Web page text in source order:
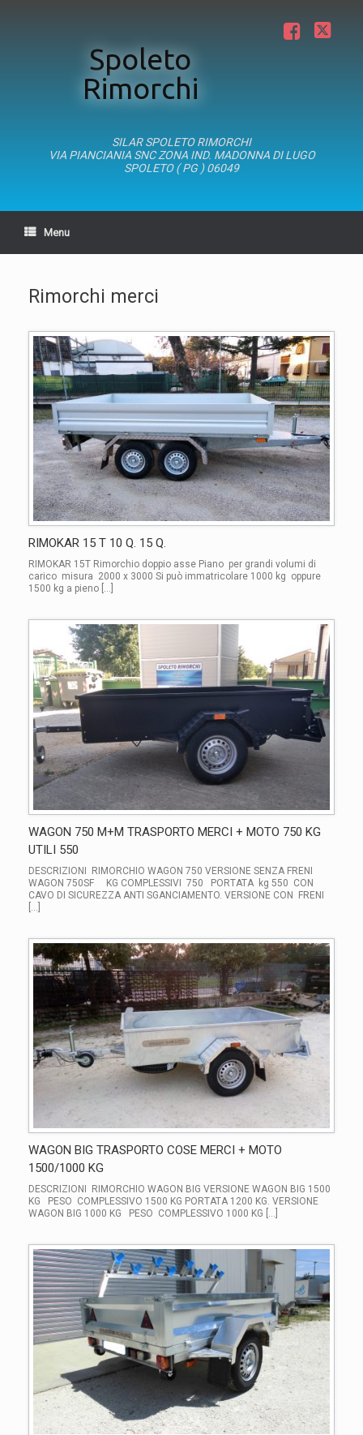
Facebook
Spoleto
Rimorchi
SILAR SPOLETO RIMORCHI
VIA PIANCIANIA SNC ZONA IND. MADONNA DI LUGO
SPOLETO ( PG ) 06049
Menu
Rimorchi merci
RIMOKAR 15 T 10 Q. 15 Q.
RIMOKAR 15T Rimorchio doppio asse Piano per grandi volumi di
carico misura 2000 x 3000 Si può immatricolare 1000 kg oppure
1500 kg a pieno […]
WAGON 750 M+M TRASPORTO MERCI + MOTO 750 KG
UTILI 550
DESCRIZIONI RIMORCHIO WAGON 750 VERSIONE SENZA FRENI
WAGON 750SF KG COMPLESSIVI 750 PORTATA kg 550 CON
CAVO DI SICUREZZA ANTI SGANCIAMENTO. VERSIONE CON FRENI
WAGON BIG TRASPORTO COSE MERCI + MOTO
1500/1000 KG
DESCRIZIONI RIMORCHIO WAGON BIG VERSIONE WAGON BIG 1500
KG PESO COMPLESSIVO 1500 KG PORTATA 1200 KG. VERSIONE
WAGON BIG 1000 KG PESO COMPLESSIVO 1000 KG […]